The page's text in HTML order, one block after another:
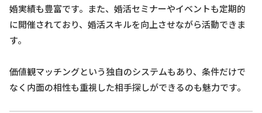
婚実績も豊富です。また、婚活セミナーやイベントも定期的
に開催されており、婚活スキルを向上させながら活動できま
す。
価値観マッチングという独自のシステムもあり、条件だけで
なく内面の相性も重視した相手探しができるのも魅力です。